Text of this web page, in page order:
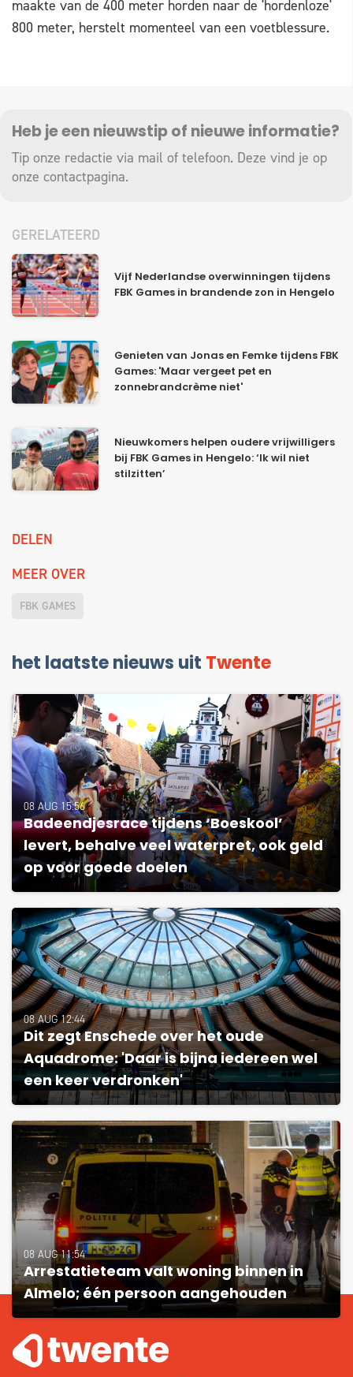
maakte van de 400 meter horden naar de 'hordenloze'
800 meter, herstelt momenteel van een voetblessure.
Heb je een nieuwstip of nieuwe informatie?
Tip onze redactie via mail of telefoon. Deze vind je op
onze contactpagina.
GERELATEERD
Vijf Nederlandse overwinningen tijdens
FBK Games in brandende zon in Hengelo
Genieten van Jonas en Femke tijdens FBK
Games: 'Maar vergeet pet en
zonnebrandcrème niet'
Nieuwkomers helpen oudere vrijwilligers
bij FBK Games in Hengelo: ‘Ik wil niet
stilzitten’
DELEN
MEER OVER
FBK GAMES
het laatste nieuws uit Twente
08 AUG 15:56
Badeendjesrace tijdens ‘Boeskool’
levert, behalve veel waterpret, ook geld
op voor goede doelen
08 AUG 12:44
Dit zegt Enschede over het oude
Aquadrome: 'Daar is bijna iedereen wel
een keer verdronken'
08 AUG 11:54
Arrestatieteam valt woning binnen in
Almelo; één persoon aangehouden